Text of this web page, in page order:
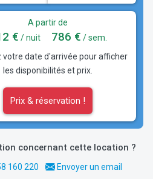
A partir de
€ / nuit 786 € / sem.
votre date d'arrivée pour afficher
les disponibilités et prix.
Prix & réservation !
concernant cette location ?
160 220 Envoyer un email